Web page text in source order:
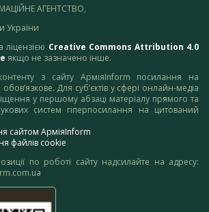
АГЕНТСТВО,
України
ліцензією Creative Commons Attribution 4.0
якщо не зазначено інше.
з сайту АрміяInform посилання на
обов’язкове. Для суб’єктів у сфері онлайн-медіа
у першому абзаці матеріалу прямого та
систем гіперпосилання на цитований
сайтом АрміяInform
файлів cookie
по роботі сайту надсилайте на адресу: